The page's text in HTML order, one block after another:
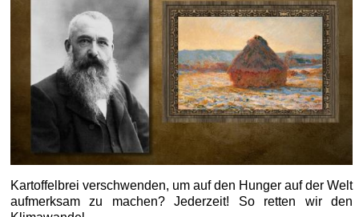
Kartoffelbrei verschwenden, um auf den Hunger auf der Welt
aufmerksam zu machen? Jederzeit! So retten wir den